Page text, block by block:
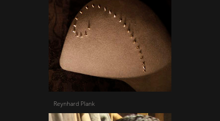
Reynhard Plank